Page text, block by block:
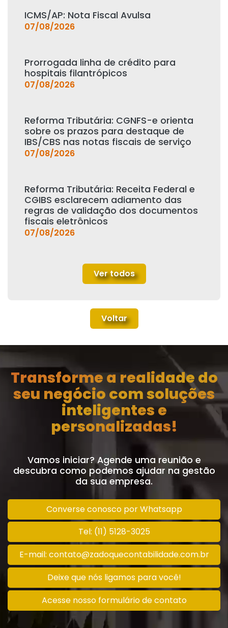
ICMS/AP: Nota Fiscal Avulsa
07/08/2026
Prorrogada linha de crédito para
hospitais filantrópicos
07/08/2026
Reforma Tributária: CGNFS-e orienta
sobre os prazos para destaque de
IBS/CBS nas notas fiscais de serviço
07/08/2026
Reforma Tributária: Receita Federal e
CGIBS esclarecem adiamento das
regras de validação dos documentos
fiscais eletrônicos
07/08/2026
Ver todos
Voltar
Transforme a realidade do
seu negócio com soluções
inteligentes e
personalizadas!
Vamos iniciar? Agende uma reunião e
descubra como podemos ajudar na gestão
da sua empresa.
Converse conosco por Whatsapp
Tel: (11) 5128-3025
E-mail: contato@zadoquecontabilidade.com.br
Deixe que nós ligamos para você!
Acesse nosso formulário de contato